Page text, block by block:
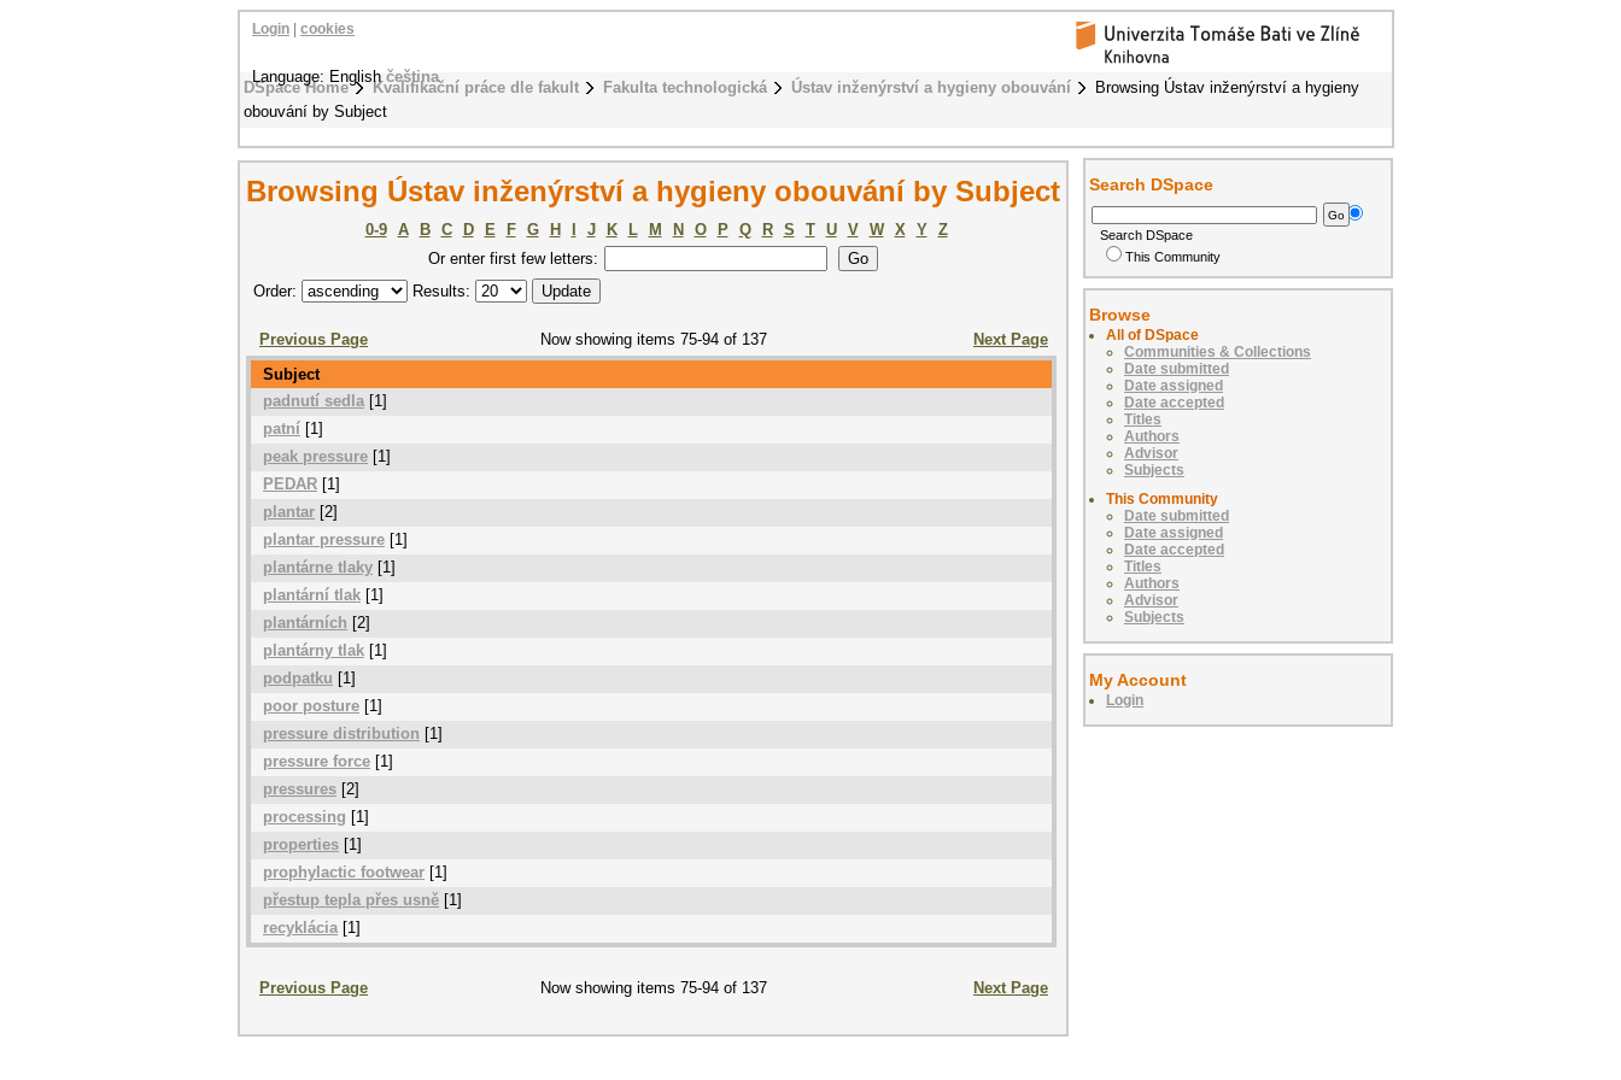
DSpace Home Kvalifikační práce dle fakult Fakulta technologická Ústav inženýrství a hygieny obouvání
Browsing Ústav inženýrství a hygieny
obouvání by Subject
Login cookies
Language: Englishčeština
Browsing Ústav inženýrství a hygieny obouvání by Subject
0-9 A B C D E F G H J K L M N O P Q R S T U V W X Y
Z
Or enter first few letters:
Order:
Results:
Previous Page Now showing items 75-94 of 137
Next Page
Subject
padnutí sedla [1]
patní [1]
peak pressure [1]
PEDAR [1]
plantar [2]
plantar pressure [1]
plantárne tlaky [1]
plantární tlak [1]
plantárních [2]
plantárny tlak [1]
podpatku [1]
poor posture [1]
pressure distribution [1]
pressure force [1]
pressures [2]
processing [1]
properties [1]
prophylactic footwear [1]
přestup tepla přes usně [1]
recyklácia[1]
Previous Page Now showing items 75-94 of 137 Next Page
Search DSpace
Search DSpace
This Community
Browse
All of DSpace
Communities & Collections
Date submitted
Date assigned
Date accepted
Titles
Authors
Advisor
Subjects
This Community
Date submitted
Date assigned
Date accepted
Titles
Authors
Advisor
Subjects
My Account
Login